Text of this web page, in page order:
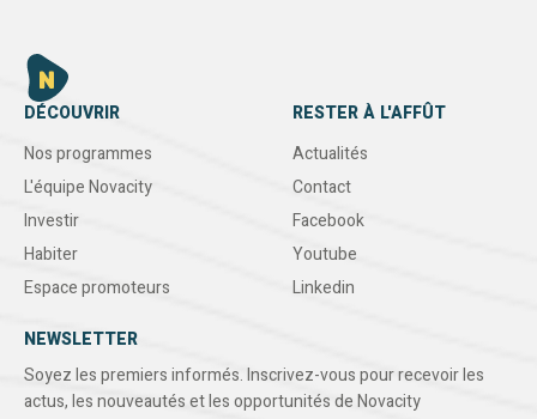
DÉCOUVRIR
Nos programmes
L'équipe Novacity
Investir
Habiter
Espace promoteurs
RESTER À L'AFFÛT
Actualités
Contact
Facebook
Youtube
Linkedin
NEWSLETTER
Soyez les premiers informés. Inscrivez-vous pour recevoir les
actus, les nouveautés et les opportunités de Novacity